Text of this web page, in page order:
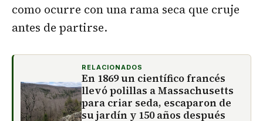
como ocurre con una rama seca que cruje
antes de partirse.
RELACIONADOS
En 1869 un científico francés
llevó polillas a Massachusetts
para criar seda, escaparon de
su jardín y 150 años después